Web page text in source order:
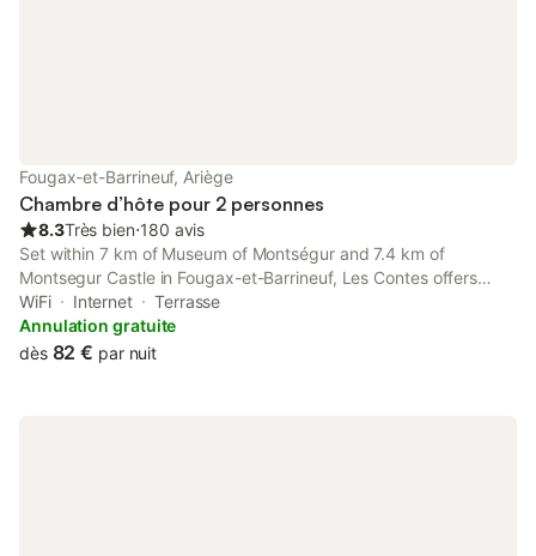
Fougax-et-Barrineuf, Ariège
Chambre d’hôte pour 2 personnes
8.3Très bien⋅180 avis
Set within 7 km of Museum of Montségur and 7.4 km of
Montsegur Castle in Fougax-et-Barrineuf, Les Contes offers
accommodation with seating area. The property features river
and garden views, and is 5.2 km from Fountain Fontestorbes.
WiFi Internet
Terrasse
Annulation gratuite
dès 82 € par nuit